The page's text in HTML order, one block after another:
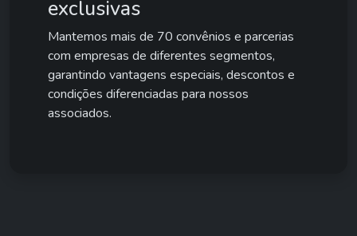
exclusivas
Mantemos mais de 70 convênios e parcerias
com empresas de diferentes segmentos,
garantindo vantagens especiais, descontos e
condições diferenciadas para nossos
associados.